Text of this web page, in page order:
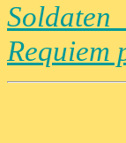
Soldaten
Requiem